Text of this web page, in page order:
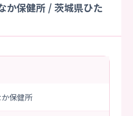
か保健所 / 茨城県ひた
保健所